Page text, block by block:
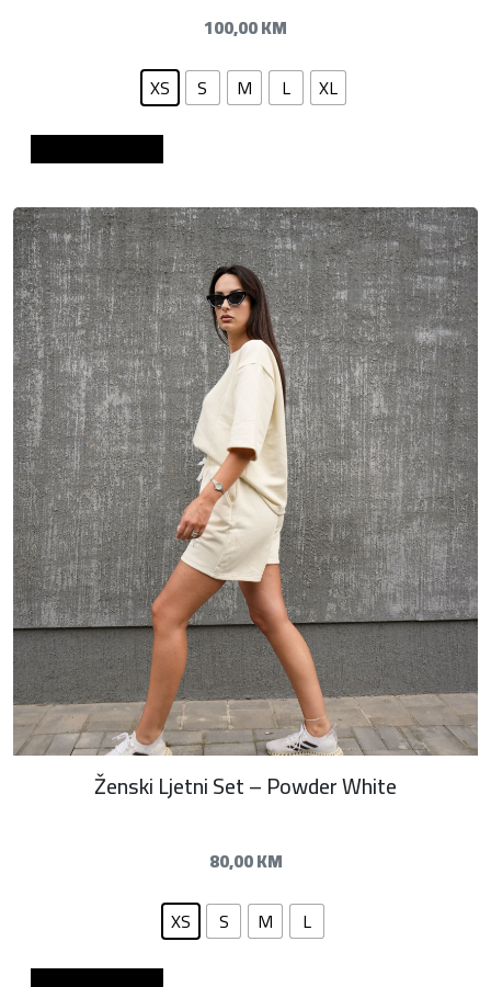
100,00KM
XS
S M L
XL
Ženski Ljetni Set – Powder White
80,00KM
XS
S M
L